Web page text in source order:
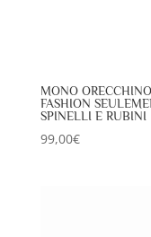
MONO
FASHION
SPINELLI E RUBINI
99,00€